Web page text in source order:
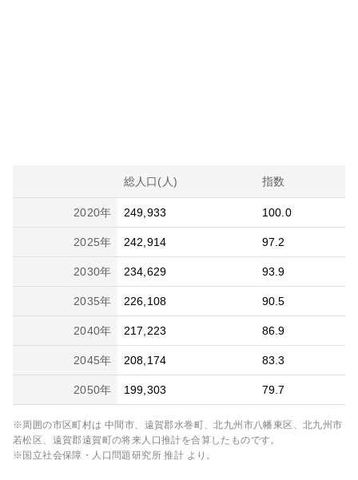
総人口(人) 指数
2020年 249,933 100.0
2025年 242,914 97.2
2030年 234,629 93.9
2035年 226,108 90.5
2040年 217,223 86.9
2045年 208,174 83.3
2050年 199,303 79.7
※周囲の市区町村は 中間市、遠賀郡水巻町、北九州市八幡東区、北九州市
若松区、遠賀郡遠賀町の将来人口推計を合算したものです。
※国立社会保障・人口問題研究所 推計 より。